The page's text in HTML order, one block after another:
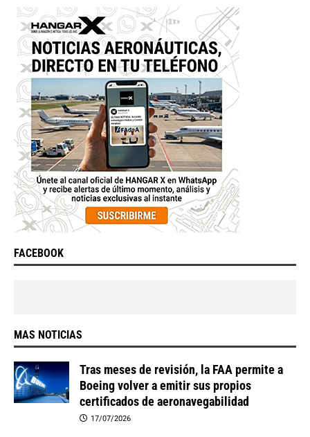
FACEBOOK
MAS NOTICIAS
Tras meses de revisión, la FAA permite a
Boeing volver a emitir sus propios
certificados de aeronavegabilidad
17/07/2026